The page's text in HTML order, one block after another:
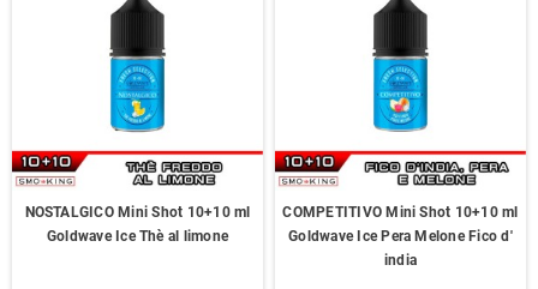
NOSTALGICO Mini Shot 10+10 ml
Goldwave Ice Thè al limone
COMPETITIVO Mini Shot 10+10 ml
Goldwave Ice Pera Melone Fico d'
india